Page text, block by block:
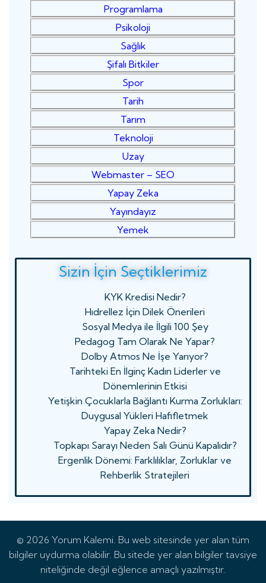
Programlama
Psikoloji
Sağlık
Şifalı Bitkiler
Spor
Tarih
Tarım
Teknoloji
Uzay
Webmaster – SEO
Yapay Zeka
Yayındayız
Yemek
Sizin İçin Seçtiklerimiz
KYK Kredisi Nedir?
Hıdrellez İçin Dilek Önerileri
Sosyal Medya ile İlgili 100 Şey
Pedagog Tam Olarak Ne Yapar?
Dolby Atmos Ne İşe Yarıyor?
Tarihteki En İlginç Kadın Liderler ve
Dönemlerinin Etkisi
Yetişkin Çocuklarla Bağlantı Kurma Zorlukları:
Duygusal Yükleri Hafifletmek
Yapay Zeka Nedir?
Topkapı Sarayı Neden Salı Günü Kapalıdır?
Ergenlik Dönemi: Farklılıklar, Zorluklar ve
Rehberlik Stratejileri
© 2026 Yorum Kalemi. Bu web sitesinde yer alan tüm
bilgiler uydurma olabilir. Bu sitede yer alan bilgiler tavsiye
niteliğinde değil eğlence amaçlı yazılmıştır.